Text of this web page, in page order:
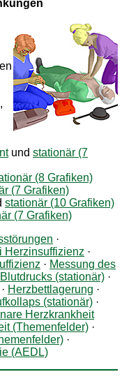
und stationär (7
(8 Grafiken)
(7 Grafiken)
stationär (10 Grafiken)
(7 Grafiken)
·
Herzinsuffizienz ·
· Messung des
(stationär) ·
Herzbettlagerung ·
(stationär) ·
Herzkrankheit
(Themenfelder) ·
·
(AEDL)